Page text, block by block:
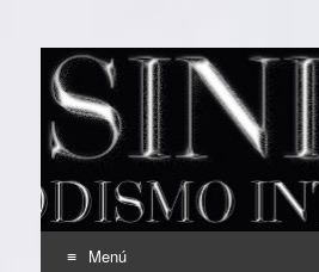
EL SINDICAL
Periodismo Inteligente
Menú